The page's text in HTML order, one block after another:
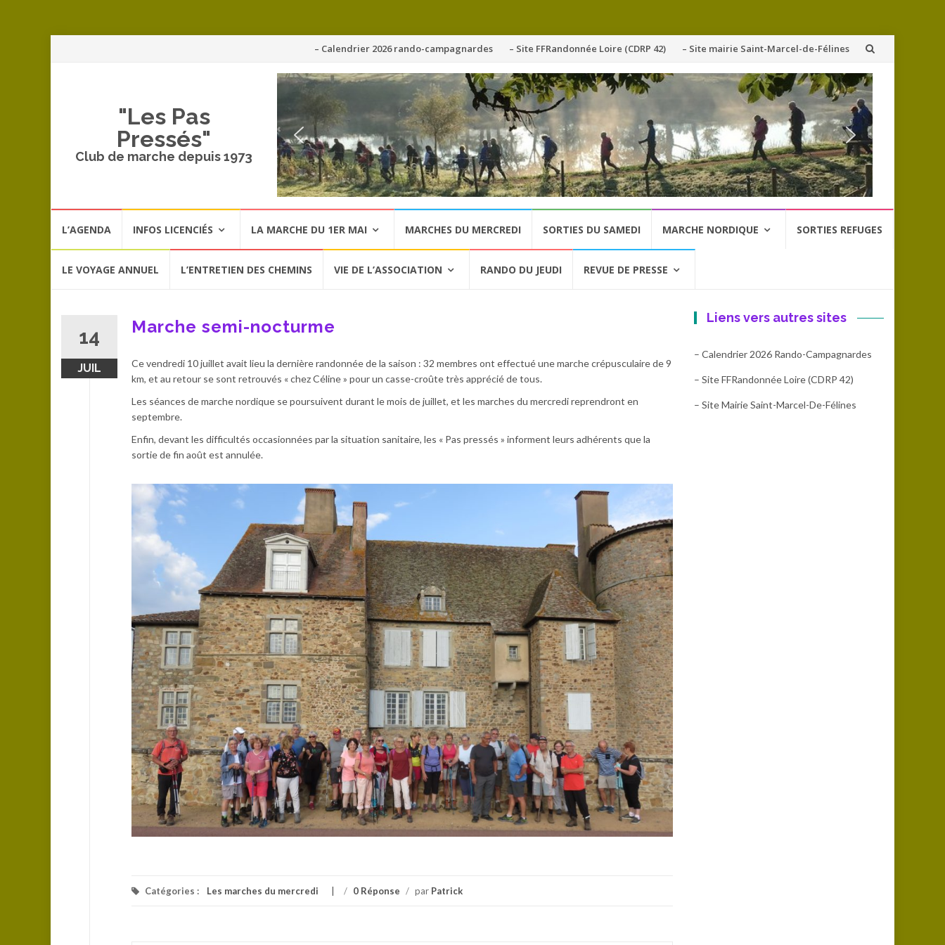
Aller
au
contenu
– Calendrier 2026 rando-campagnardes – Site FFRandonnée Loire (CDRP 42) – Site mairie Saint-Marcel-de-Félines
"Les Pas
Pressés"
Club de marche depuis 1973
contenu
L’AGENDA INFOS LICENCIÉS LA MARCHE DU 1ER MAI MARCHES DU MERCREDI SORTIES DU SAMEDI MARCHE NORDIQUE SORTIES REFUGES
LE VOYAGE ANNUEL L’ENTRETIEN DES CHEMINS VIE DE L’ASSOCIATION RANDO DU JEUDI REVUE DE PRESSE
14
JUIL
Marche semi-nocturme
Ce vendredi 10 juillet avait lieu la dernière randonnée de la saison : 32 membres ont effectué une marche crépusculaire de 9
km, et au retour se sont retrouvés « chez Céline » pour un casse-croûte très apprécié de tous.
Les séances de marche nordique se poursuivent durant le mois de juillet, et les marches du mercredi reprendront en
septembre.
Enfin, devant les difficultés occasionnées par la situation sanitaire, les « Pas pressés » informent leurs adhérents que la
sortie de fin août est annulée.
Catégories : Les marches du mercredi / 0 Réponse / par Patrick
Liens vers autres sites
– Calendrier 2026 Rando-Campagnardes
– Site FFRandonnée Loire (CDRP 42)
– Site Mairie Saint-Marcel-De-Félines